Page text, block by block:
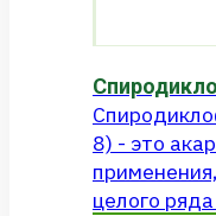
8) - это
целого ряда